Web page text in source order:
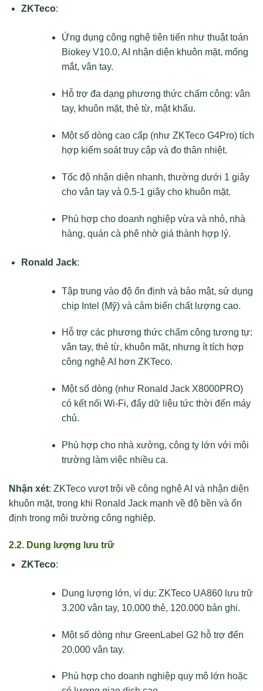
ZKTeco:
Ứng dụng công nghệ tiên tiến như thuật toán
Biokey V10.0, AI nhận diện khuôn mặt, mống
mắt, vân tay.
Hỗ trợ đa dạng phương thức chấm công: vân
tay, khuôn mặt, thẻ từ, mật khẩu.
Một số dòng cao cấp (như ZKTeco G4Pro) tích
hợp kiểm soát truy cập và đo thân nhiệt.
Tốc độ nhận diện nhanh, thường dưới 1 giây
cho vân tay và 0.5-1 giây cho khuôn mặt.
Phù hợp cho doanh nghiệp vừa và nhỏ, nhà
hàng, quán cà phê nhờ giá thành hợp lý.
Ronald Jack:
Tập trung vào độ ổn định và bảo mật, sử dụng
chip Intel (Mỹ) và cảm biến chất lượng cao.
Hỗ trợ các phương thức chấm công tương tự:
vân tay, thẻ từ, khuôn mặt, nhưng ít tích hợp
công nghệ AI hơn ZKTeco.
Một số dòng (như Ronald Jack X8000PRO)
có kết nối Wi-Fi, đẩy dữ liệu tức thời đến máy
chủ.
Phù hợp cho nhà xưởng, công ty lớn với môi
trường làm việc nhiều ca.
Nhận xét: ZKTeco vượt trội về công nghệ AI và nhận diện
khuôn mặt, trong khi Ronald Jack mạnh về độ bền và ổn
định trong môi trường công nghiệp.
2.2. Dung lượng lưu trữ
ZKTeco:
Dung lượng lớn, ví dụ: ZKTeco UA860 lưu trữ
3.200 vân tay, 10.000 thẻ, 120.000 bản ghi.
Một số dòng như GreenLabel G2 hỗ trợ đến
20.000 vân tay.
Phù hợp cho doanh nghiệp quy mô lớn hoặc